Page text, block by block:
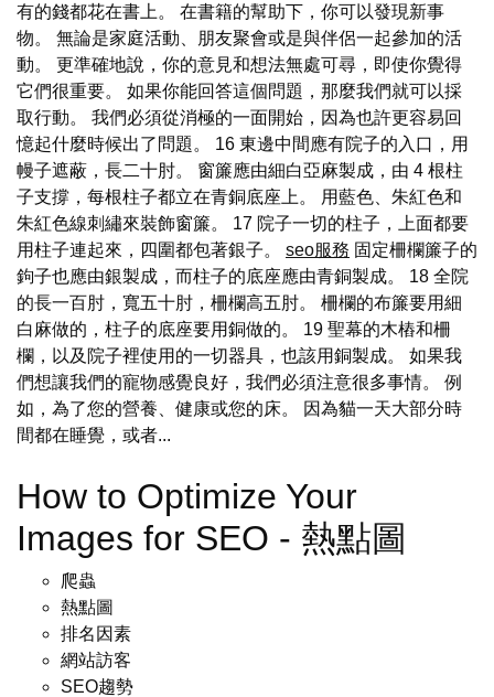
有的錢都花在書上。 在書籍的幫助下，你可以發現新事
物。 無論是家庭活動、朋友聚會或是與伴侶一起參加的活
動。 更準確地說，你的意見和想法無處可尋，即使你覺得
它們很重要。 如果你能回答這個問題，那麼我們就可以採
取行動。 我們必須從消極的一面開始，因為也許更容易回
憶起什麼時候出了問題。 16 東邊中間應有院子的入口，用
幔子遮蔽，長二十肘。 窗簾應由細白亞麻製成，由 4 根柱
子支撐，每根柱子都立在青銅底座上。 用藍色、朱紅色和
朱紅色線刺繡來裝飾窗簾。 17 院子一切的柱子，上面都要
用柱子連起來，四圍都包著銀子。 seo服務 固定柵欄簾子的
鉤子也應由銀製成，而柱子的底座應由青銅製成。 18 全院
的長一百肘，寬五十肘，柵欄高五肘。 柵欄的布簾要用細
白麻做的，柱子的底座要用銅做的。 19 聖幕的木樁和柵
欄，以及院子裡使用的一切器具，也該用銅製成。 如果我
們想讓我們的寵物感覺良好，我們必須注意很多事情。 例
如，為了您的營養、健康或您的床。 因為貓一天大部分時
間都在睡覺，或者...
How to Optimize Your
Images for SEO - 熱點圖
爬蟲
熱點圖
排名因素
網站訪客
SEO趨勢